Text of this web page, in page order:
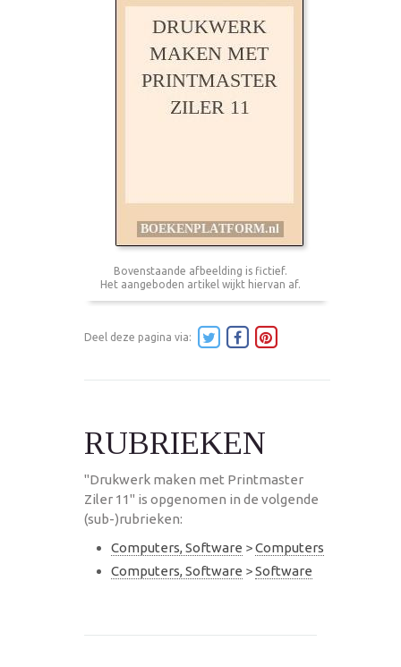
Bovenstaande afbeelding is fictief.
Het aangeboden artikel wijkt hiervan af.
Deel deze pagina via:
RUBRIEKEN
"Drukwerk maken met Printmaster
Ziler 11" is opgenomen in de volgende
(sub-)rubrieken:
Computers, Software >Computers
Computers, Software >Software